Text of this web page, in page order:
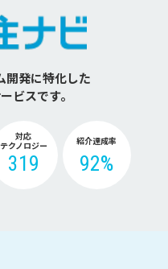
開発に特化した
ビスです。
対応
テクノロジー
319
紹介達成率
92%